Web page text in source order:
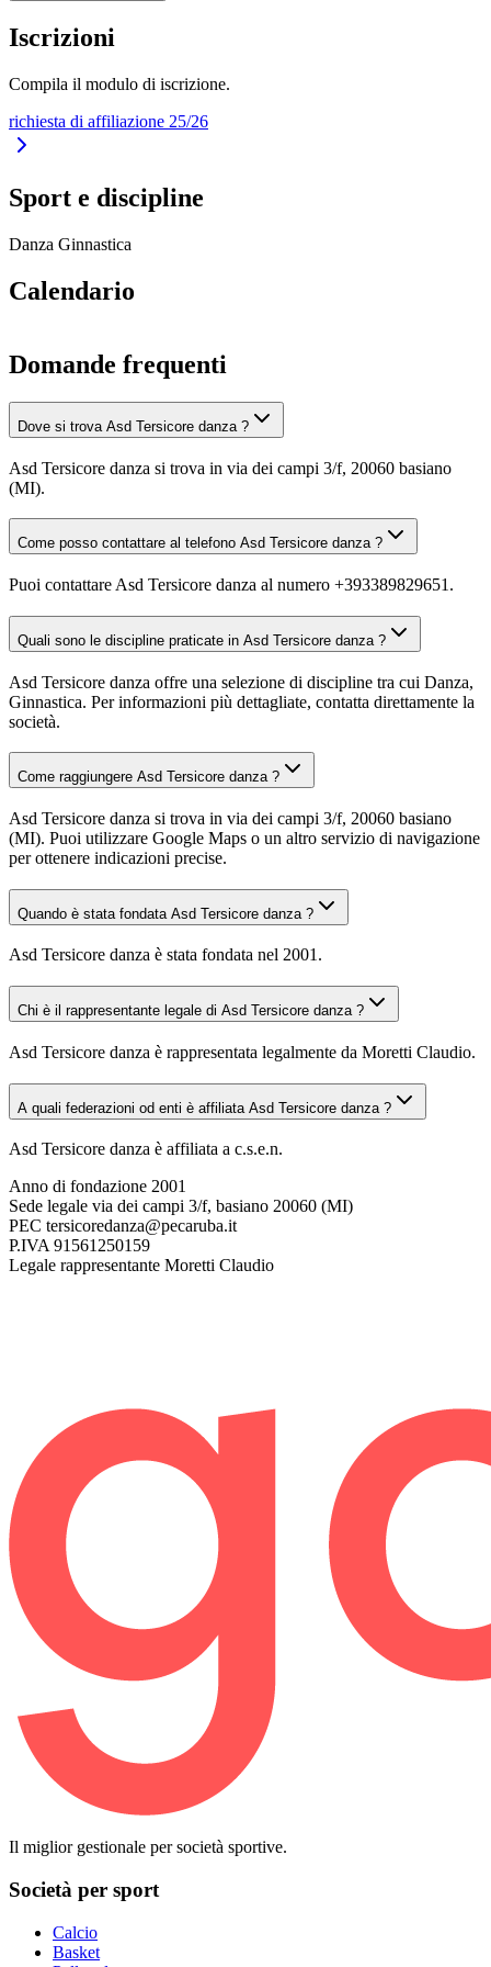
Iscrizioni
Compila il modulo di iscrizione.
richiesta di affiliazione 25/26
Sport e discipline
Danza Ginnastica
Calendario
Domande frequenti
Dove si trova Asd Tersicore danza ?
Asd Tersicore danza si trova in via dei campi 3/f, 20060 basiano
(MI).
Come posso contattare al telefono Asd Tersicore danza ?
Puoi contattare Asd Tersicore danza al numero +393389829651.
Quali sono le discipline praticate in Asd Tersicore danza ?
Asd Tersicore danza offre una selezione di discipline tra cui Danza,
Ginnastica. Per informazioni più dettagliate, contatta direttamente la
società.
Come raggiungere Asd Tersicore danza ?
Asd Tersicore danza si trova in via dei campi 3/f, 20060 basiano
(MI). Puoi utilizzare Google Maps o un altro servizio di navigazione
per ottenere indicazioni precise.
Quando è stata fondata Asd Tersicore danza ?
Asd Tersicore danza è stata fondata nel 2001.
Chi è il rappresentante legale di Asd Tersicore danza ?
Asd Tersicore danza è rappresentata legalmente da Moretti Claudio.
A quali federazioni od enti è affiliata Asd Tersicore danza ?
Asd Tersicore danza è affiliata a c.s.e.n.
Anno di fondazione 2001
Sede legale via dei campi 3/f, basiano 20060 (MI)
PEC tersicoredanza@pecaruba.it
P.IVA 91561250159
Legale rappresentante Moretti Claudio
Il miglior gestionale per società sportive.
Società per sport
Calcio
Basket